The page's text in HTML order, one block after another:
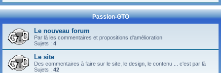
Passion-GTO
Le nouveau forum
Par là les commentaires et propositions d'amélioration
Sujets : 4
Le site
Des commentaires à faire sur le site, le design, le contenu ... c'est par là
Sujets : 42